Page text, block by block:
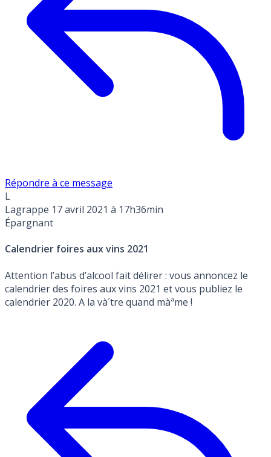
Répondre à ce message
L
Lagrappe 17 avril 2021 à 17h36min
Épargnant
Calendrier foires aux vins 2021
Attention l’abus d’alcool fait délirer : vous annoncez le
calendrier des foires aux vins 2021 et vous publiez le
calendrier 2020. A la và´tre quand màªme !